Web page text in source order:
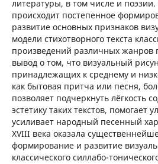
литературы, в том числе и поэзии.
происходит постепенное
развитие основных признаков
модели стихотворного текста
произведений различных жанров
вывод о том, что визуальный
принадлежащих к среднему и
как бытовая притча или песня,
позволяет подчеркнуть лёгкость
эстетику таких текстов, помогает
усиливает народный песенный
XVIII века оказала
формирование и развитие
классического силлабо-